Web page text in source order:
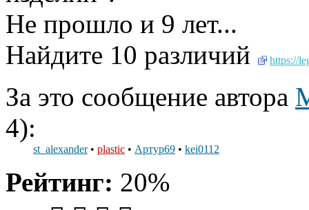
Не прошло и 9 лет...
Найдите 10 различий
https://
За это сообщение автора
4):
st_alexander• plastic • Артур69 • kei0112
Рейтинг: 20%